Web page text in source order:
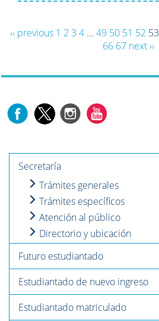
‹‹ previous 1 2 3 4... 49 50 51 52 53
66 67 next ››
Secretaría
Trámites generales
Trámites específicos
Atención al público
Directorio y ubicación
Futuro estudiantado
Estudiantado de nuevo ingreso
Estudiantado matriculado